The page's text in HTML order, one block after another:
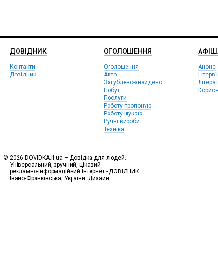
ДОВІДНИК
Контакти
Довідник
ОГОЛОШЕННЯ
Оголошення
Авто
Загублено-знайдено
Побут
Послуги
Роботу пропоную
Роботу шукаю
Ручні вироби
Техніка
Анонс
© 2026 DOVIDKA.if.ua – Довідка для людей.
Універсальний, зручний, цікавий
рекламно-інформаційний Інтернет - ДОВІДНИК
Івано-Франківська, України. Дизайн